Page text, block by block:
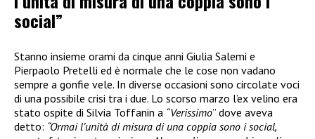
social”
Stanno insieme orami da cinque anni Giulia Salemi e
Pierpaolo Pretelli ed è normale che le cose non vadano
sempre a gonfie vele. In diverse occasioni sono circolate voci
di una possibile crisi tra i due. Lo scorso marzo l’ex velino era
stato ospite di Silvia Toffanin a “Verissimo” dove aveva
detto: “Ormai l’unità di misura di una coppia sono i social,